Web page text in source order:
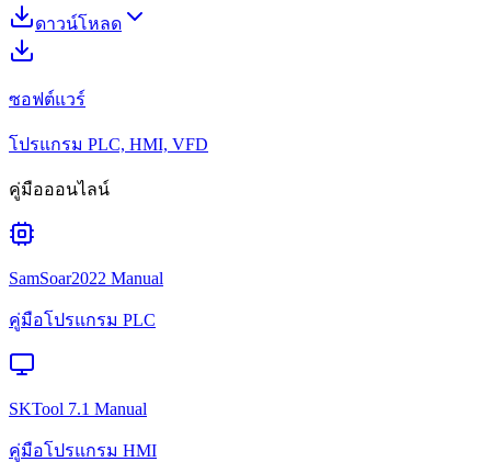
ดาวน์โหลด
ซอฟต์แวร์
โปรแกรม PLC, HMI, VFD
คู่มือออนไลน์
SamSoar2022 Manual
คู่มือโปรแกรม PLC
SKTool 7.1 Manual
คู่มือโปรแกรม HMI